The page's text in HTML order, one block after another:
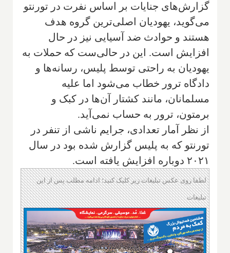
گزارش‌های جنایات بر اساس نفرت در تورنتو
می‌گوید، یهودیان اصلی‌ترین گروه هدف
هستند و حوادث ضد آسیایی نیز در حال
افزایش است. این در حالی‌ست که حملات به
یهودیان به راحتی توسط پلیس، رسانه‌ها و
دادگاه ترور خطاب می‌شود اما علیه
مسلمانان، مانند کشتار آن‌ها در کبک و
برمتون، ترور به حساب نمی‌آید.
از نظر آمار تعدادی، جرایم ناشی از تنفر در
تورنتو که به پلیس گزارش شده بود در سال
۲۰۲۱ دوباره افزایش یافته است.
لطفا روی عکس تبلیغات زیر کلیک کنید؛ ادامه مطلب پس از این
تبلیغات